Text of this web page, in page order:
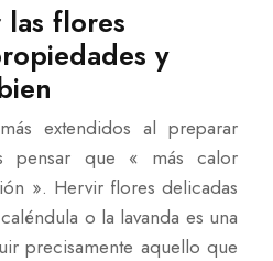
flores
y
extendidos al preparar
pensar que « más calor
». Hervir flores delicadas
o la lavanda es una
precisamente aquello que